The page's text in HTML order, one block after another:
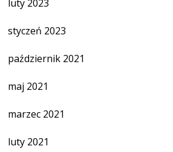
luty 2023
styczeń 2023
październik 2021
maj 2021
marzec 2021
luty 2021